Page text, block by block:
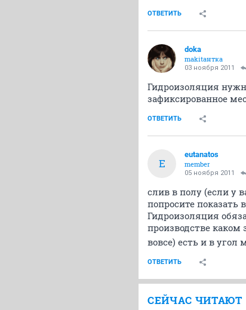
ОТВЕТИТЬ
doka
makitaнтка
03 ноября 2011
Гидроизоляция
зафиксированное
ОТВЕТИТЬ
E
eutanatos
member
05 ноября 2011
слив в полу (если у
попросите показать
Гидроизоляция
производстве
вовсе) есть и в угол
ОТВЕТИТЬ
СЕЙЧАС ЧИТАЮТ